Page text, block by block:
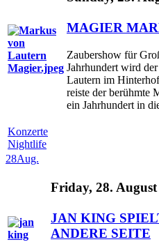
MAGIER
Zaubershow für
Jahrhundert wird
Lautern im
reiste der berühmte
ein Jahrhundert in
Konzerte
Nightlife
28Aug.
Friday, 28. August
JAN KING
ANDERE SEITE